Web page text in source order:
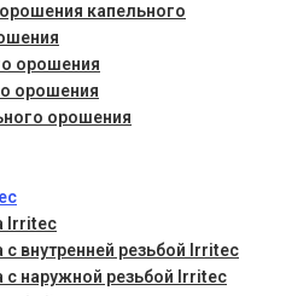
капельного
орошения
орошения
орошения
Irritec
внутренней резьбой Irritec
с наружной резьбой Irritec